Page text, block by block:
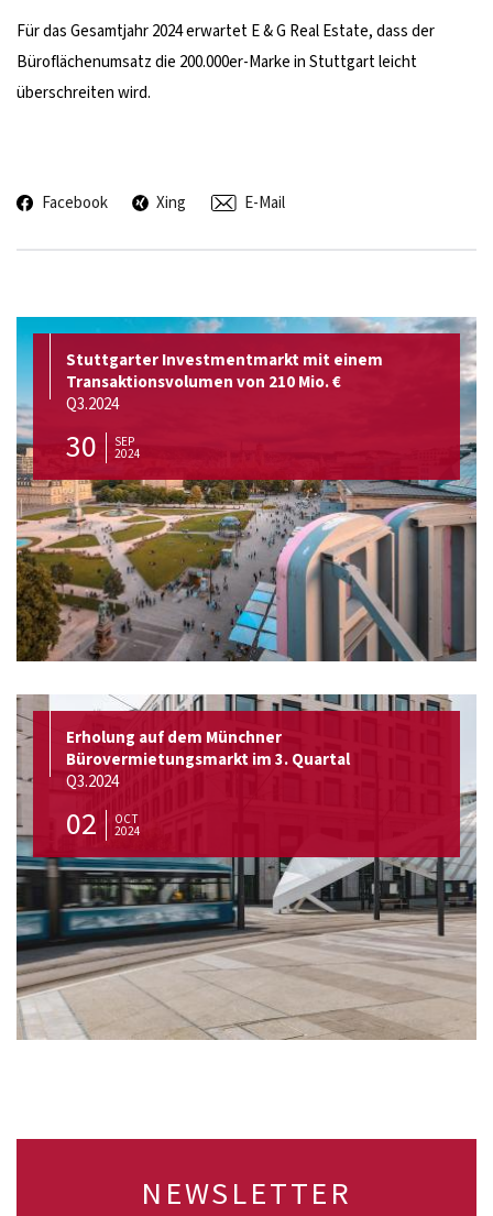
Für das Gesamtjahr 2024 erwartet E & G Real Estate, dass der
Büroflächenumsatz die 200.000er-Marke in Stuttgart leicht
überschreiten wird.
Facebook Xing E-Mail
Stuttgarter Investmentmarkt mit einem
Transaktionsvolumen von 210 Mio. €
Q3.2024
30 SEP
2024
Erholung auf dem Münchner
Bürovermietungsmarkt im 3. Quartal
Q3.2024
02 OCT
2024
NEWSLETTER